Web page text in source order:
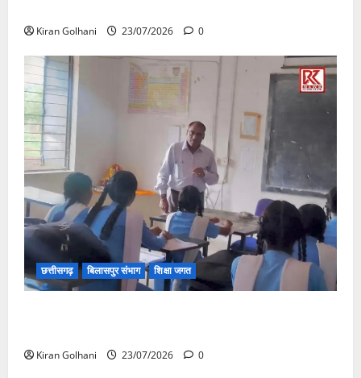
Kiran Golhani 23/07/2026 0
छत्तीसगढ़ बिलासपुर संभाग शिक्षा जगत
Kiran Golhani 23/07/2026 0